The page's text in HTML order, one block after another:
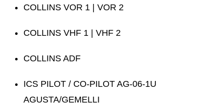
COLLINS VOR 1 | VOR 2
COLLINS VHF 1 | VHF 2
COLLINS ADF
ICS PILOT / CO-PILOT AG-06-1U
AGUSTA/GEMELLI